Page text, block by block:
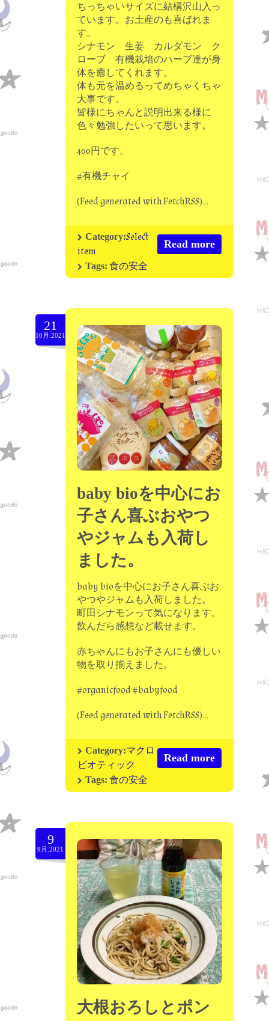
ちっちゃいサイズに結構沢山入っ
ています。お土産のも喜ばれま
す。
シナモン 生姜 カルダモン ク
ローブ 有機栽培のハーブ達が身
体を癒してくれます。
体も元を温めるってめちゃくちゃ
大事です。
皆様にちゃんと説明出来る様に
色々勉強したいって思います。
400円です。
#有機チャイ
(Feed generated with FetchRSS)…
Read more
Category:Select
item
Tags: 食の安全
21
10月.2021
baby bioを中心にお
子さん喜ぶおやつ
やジャムも入荷し
ました。
baby bioを中心にお子さん喜ぶお
やつやジャムも入荷しました。
町田シナモンって気になります。
飲んだら感想など載せます。
赤ちゃんにもお子さんにも優しい
物を取り揃えました。
#organicfood #babyfood
(Feed generated with FetchRSS)…
Read more
Category:マクロ
ビオティック
Tags: 食の安全
9
9月.2021
大根おろしとポン